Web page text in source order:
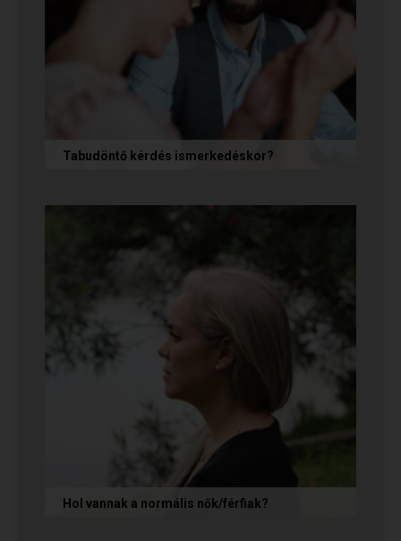
Tabudöntő kérdés ismerkedéskor?
önmagunkat adjuk, hanem...
Hol vannak a normális nők/férfiak?